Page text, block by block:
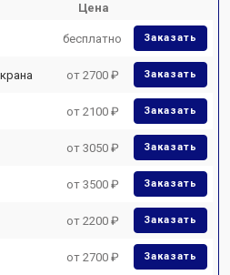
Цена
бесплатно Заказать
от 2700 ₽ Заказать
от 2100 ₽ Заказать
от 3050 ₽ Заказать
от 3500 ₽ Заказать
от 2200 ₽ Заказать
от 2700 ₽ Заказать